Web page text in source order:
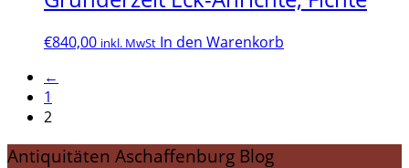
€840,00 inkl. MwSt In den Warenkorb
←
1
2
Antiquitäten Aschaffenburg Blog